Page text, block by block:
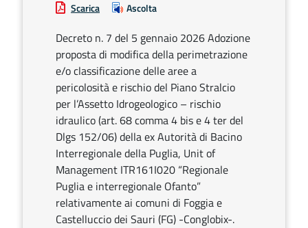
Scarica Ascolta
Decreto n. 7 del 5 gennaio 2026 Adozione
proposta di modifica della perimetrazione
e/o classificazione delle aree a
pericolosità e rischio del Piano Stralcio
per l’Assetto Idrogeologico – rischio
idraulico (art. 68 comma 4 bis e 4 ter del
Dlgs 152/06) della ex Autorità di Bacino
Interregionale della Puglia, Unit of
Management ITR161I020 “Regionale
Puglia e interregionale Ofanto”
relativamente ai comuni di Foggia e
Castelluccio dei Sauri (FG) -Conglobix-.